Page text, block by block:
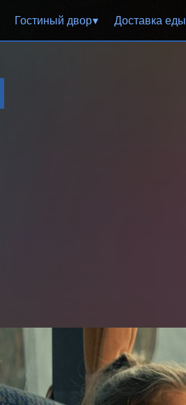
Гостиный двор Доставка еды